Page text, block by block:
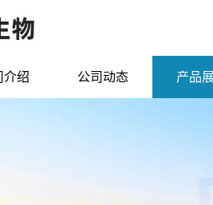
介绍 公司动态 产品